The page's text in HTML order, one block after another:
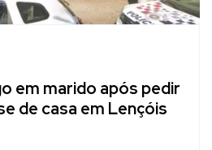
em marido após pedir
de casa em Lençóis